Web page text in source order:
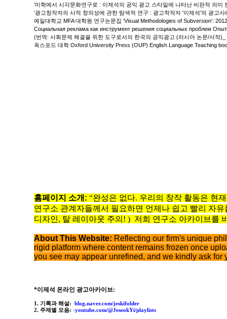
‘미학에서 시각문화연구로 : 이제석의 공익 광고 스타일에 나타난 비판적 의미
‘광고창작자의 사적 창의성에 관한 탐색적 연구 : 광고착작자 '이제석'의 광고
예일대학교 MFA 대학원 연구논문집 ‘Visual Methodologies of Subversion’:
Социальная реклама как инструмент решения социальных проблем
(번역: 사회문제 해결을 위한 도구로서의 한국의 공익광고 (러시아 논문/서적)_
옥스포드 대학 Oxford University Press (OUP) English Language Teaching
홈페이지 소개 : “완성은 없다. 우리의 창작 활동은 현
연구소 관계자들께서 필요하면 언제나 쉽고 빨리 자
디자인, 탈 레이아웃 주의! ) 저희 연구소 아카이브를
About This Website: Reflecting our firm's unique
rigid platform where content remains frozen once
you see may appear unrefined, and we kindly ask
*이제석 온라인 광고아카이브:
1. 기록과 해설:
blog.naver.com/jeskifolder
2. 주제별 모음: :youtube.com/@JeseokYi/playlists